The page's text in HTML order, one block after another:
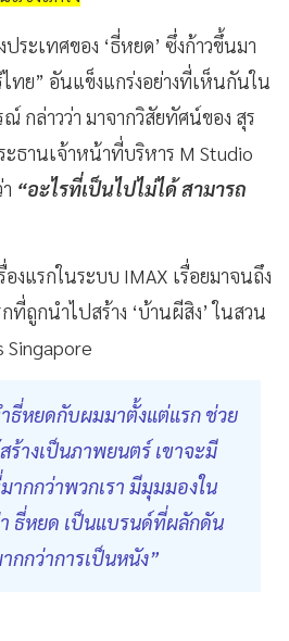
ระเทศของ ‘ธี่หยด’ ซึ่งก้าวขึ้นมา
ทย” อันแข็งแกร่งอย่างที่เห็นกันใน
ล่าวว่า มาจากวิสัยทัศน์ของ สุร
ธานเจ้าหน้าที่บริหาร M Studio
“อะไรที่เป็นไปไม่ได้ สามารถ
งแรกในระบบ IMAX เรื่อยมาจนถึง
ที่ถูกนำไปสร้าง ‘บ้านผีสิง’ ในสวน
Singapore
ธี่หยดกับผมมาตั้งแต่แรก ช่วย
ร้างเป็นภาพยนตร์ เขาจะมี
ากกว่าพวกเรา มีมุมมองใน
ธี่หยด เป็นแบรนด์ที่ผลักดัน
กกว่าการเป็นหนัง”